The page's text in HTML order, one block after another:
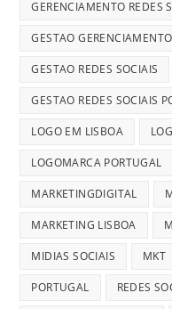
GERENCIAMENTO REDES
GESTAO
GESTAO REDES SOCIAIS
GESTAO REDES SOCIAIS
LOGO EM LISBOA
LOGOMARCA PORTUGAL
MARKETINGDIGITAL
MARKETING LISBOA
MIDIAS SOCIAIS MKT
PORTUGAL REDES